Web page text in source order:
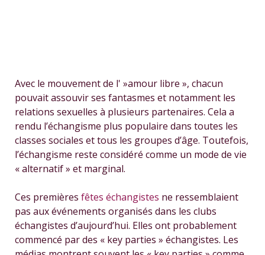
Avec le mouvement de l' »amour libre », chacun
pouvait assouvir ses fantasmes et notamment les
relations sexuelles à plusieurs partenaires. Cela a
rendu l’échangisme plus populaire dans toutes les
classes sociales et tous les groupes d’âge. Toutefois,
l’échangisme reste considéré comme un mode de vie
« alternatif » et marginal.
Ces premières fêtes échangistes ne ressemblaient
pas aux événements organisés dans les clubs
échangistes d’aujourd’hui. Elles ont probablement
commencé par des « key parties » échangistes. Les